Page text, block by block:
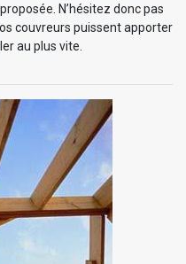
N’hésitez donc pas
couvreurs puissent apporter
au plus vite.